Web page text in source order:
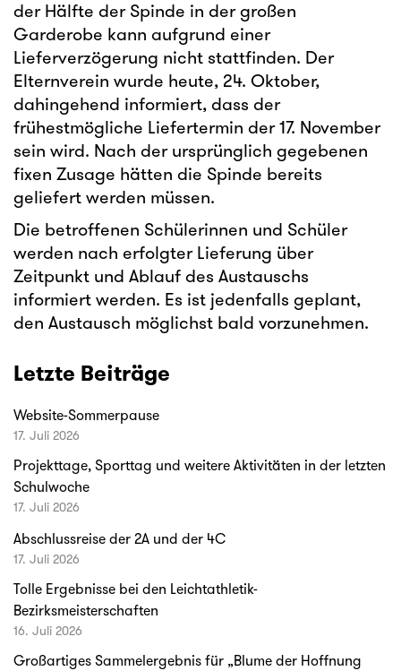
der Hälfte der Spinde in der großen
Garderobe kann aufgrund einer
Lieferverzögerung nicht stattfinden. Der
Elternverein wurde heute, 24. Oktober,
dahingehend informiert, dass der
frühestmögliche Liefertermin der 17. November
sein wird. Nach der ursprünglich gegebenen
fixen Zusage hätten die Spinde bereits
geliefert werden müssen.
Die betroffenen Schülerinnen und Schüler
werden nach erfolgter Lieferung über
Zeitpunkt und Ablauf des Austauschs
informiert werden. Es ist jedenfalls geplant,
den Austausch möglichst bald vorzunehmen.
Letzte Beiträge
Website-Sommerpause
17. Juli 2026
Projekttage, Sporttag und weitere Aktivitäten in der letzten
Schulwoche
17. Juli 2026
Abschlussreise der 2A und der 4C
17. Juli 2026
Tolle Ergebnisse bei den Leichtathletik-
Bezirksmeisterschaften
16. Juli 2026
Großartiges Sammelergebnis für „Blume der Hoffnung